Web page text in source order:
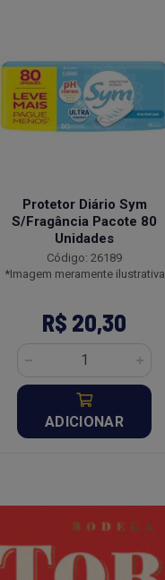
Protetor Diário Sym
S/Fragância Pacote 80
Unidades
Código: 26189
*Imagem meramente ilustrativa
R$ 20,30
ADICIONAR